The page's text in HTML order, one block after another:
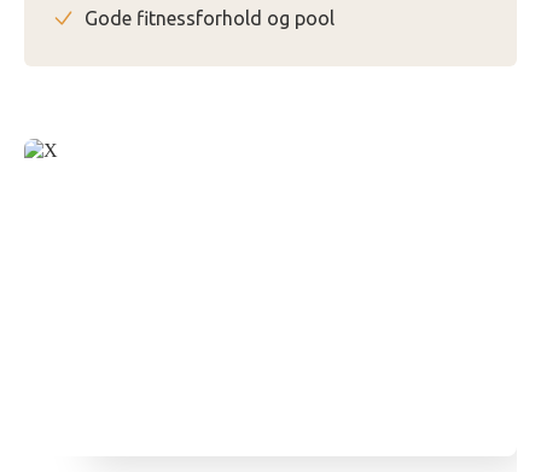
Gode fitnessforhold og pool